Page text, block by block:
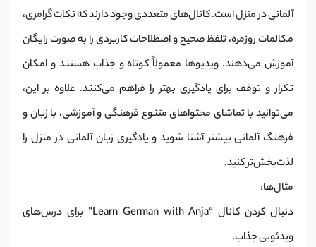
آلمانی در منزل است. کانال‌های متعددی وجود دارند که نکات گرامری،
مکالمات روزمره، تلفظ صحیح و اصطلاحات کاربردی را به صورت رایگان
آموزش می‌دهند. ویدیوها معمولاً کوتاه و جذاب هستند و امکان
تکرار و توقف برای یادگیری بهتر را فراهم می‌کنند. علاوه بر این،
می‌توانید با تماشای محتواهای متنوع فرهنگی و آموزشی، با زبان و
فرهنگ آلمانی بیشتر آشنا شوید و یادگیری زبان آلمانی در منزل را
لذت‌بخش‌تر کنید.
مثال‌ها:
دنبال کردن کانال “Learn German with Anja” برای درس‌های
ویدئویی جذاب.